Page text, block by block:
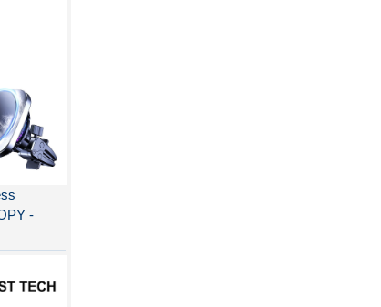
-
als QI?